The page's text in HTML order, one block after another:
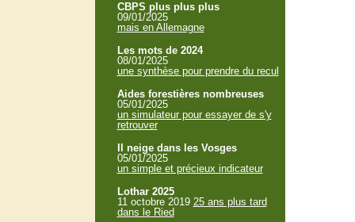
CBPS plus plus plus
09/01/2025
mais en Allemagne
Les mots de 2024
08/01/2025
une synthèse pour prendre du recul
Aides forestières nombreuses
05/01/2025
un simulateur pour essayer de s'y
retrouver
Il neige dans les Vosges
05/01/2025
un simple et précieux indicateur
Lothar 2025
11 octobre 2019 25 ans plus tard
dans le Ried